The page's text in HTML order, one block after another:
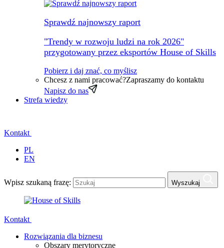
Sprawdź najnowszy raport
"Trendy w rozwoju ludzi na rok 2026"
przygotowany przez eksportów House of Skills
Pobierz i daj znać, co myślisz
Chcesz z nami pracować?Zapraszamy do kontaktu
Napisz do nas
Strefa wiedzy
Kontakt
PL
EN
Wpisz szukaną frazę: Wyszukaj
Kontakt
Rozwiązania dla biznesu
Obszary merytoryczne